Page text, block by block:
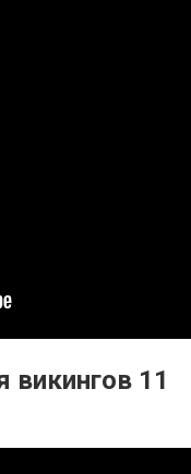
викингов 11